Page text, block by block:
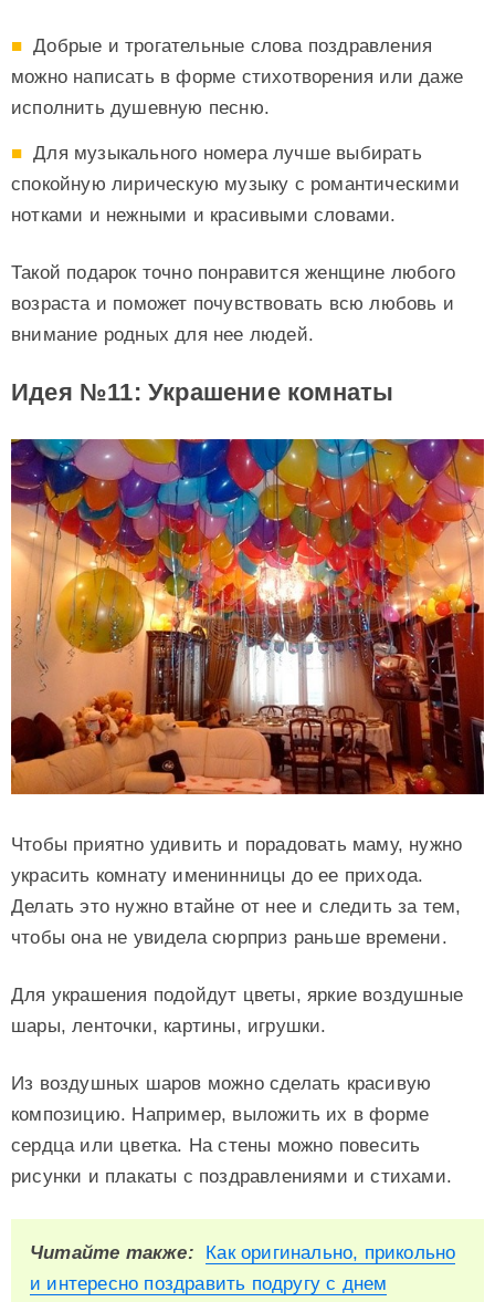
Добрые и трогательные слова поздравления
можно написать в форме стихотворения или даже
исполнить душевную песню.
Для музыкального номера лучше выбирать
спокойную лирическую музыку с романтическими
нотками и нежными и красивыми словами.
Такой подарок точно понравится женщине любого
возраста и поможет почувствовать всю любовь и
внимание родных для нее людей.
Идея №11: Украшение комнаты
Чтобы приятно удивить и порадовать маму, нужно
украсить комнату именинницы до ее прихода.
Делать это нужно втайне от нее и следить за тем,
чтобы она не увидела сюрприз раньше времени.
Для украшения подойдут цветы, яркие воздушные
шары, ленточки, картины, игрушки.
Из воздушных шаров можно сделать красивую
композицию. Например, выложить их в форме
сердца или цветка. На стены можно повесить
рисунки и плакаты с поздравлениями и стихами.
Читайте также:
Как оригинально, прикольно
и интересно поздравить подругу с днем